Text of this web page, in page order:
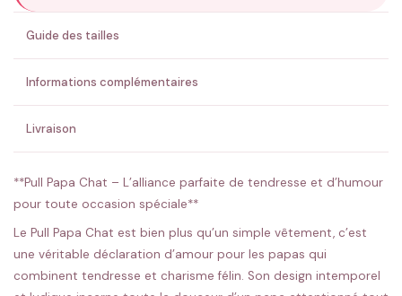
ENVOYER MA DEMANDE ✨
💚 Retour sous 24-48h🇫🇷 Flocage en France✅ Validation avant fabrication
Guide des tailles
Informations complémentaires
Livraison
**Pull Papa Chat – L’alliance parfaite de tendresse et d’humour
pour toute occasion spéciale**
Le Pull Papa Chat est bien plus qu’un simple vêtement, c’est
une véritable déclaration d’amour pour les papas qui
combinent tendresse et charisme félin. Son design intemporel